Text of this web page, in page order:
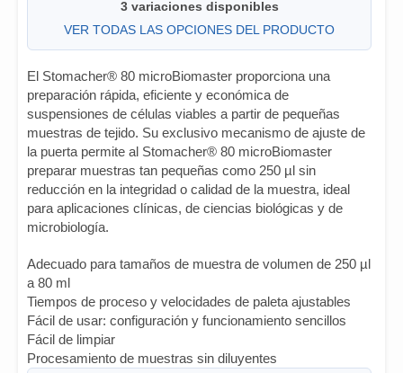
3 variaciones disponibles
VER TODAS LAS OPCIONES DEL PRODUCTO
El Stomacher® 80 microBiomaster proporciona una
preparación rápida, eficiente y económica de
suspensiones de células viables a partir de pequeñas
muestras de tejido. Su exclusivo mecanismo de ajuste de
la puerta permite al Stomacher® 80 microBiomaster
preparar muestras tan pequeñas como 250 µl sin
reducción en la integridad o calidad de la muestra, ideal
para aplicaciones clínicas, de ciencias biológicas y de
microbiología.
Adecuado para tamaños de muestra de volumen de 250 µl
a 80 ml
Tiempos de proceso y velocidades de paleta ajustables
Fácil de usar: configuración y funcionamiento sencillos
Fácil de limpiar
Procesamiento de muestras sin diluyentes